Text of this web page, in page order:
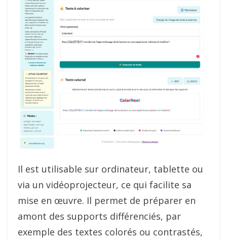
Il est utilisable sur ordinateur, tablette ou
via un vidéoprojecteur, ce qui facilite sa
mise en œuvre. Il permet de préparer en
amont des supports différenciés, par
exemple des textes colorés ou contrastés,